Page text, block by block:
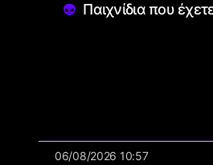
Παιχνίδια που
06/08/2026 10:57